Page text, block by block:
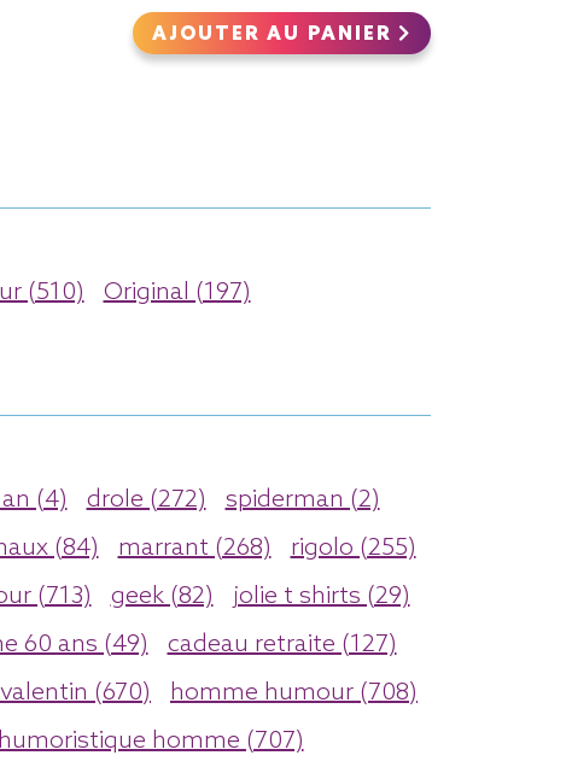
AJOUTER AU PANIER
(510) Original (197)
(4) drole (272)
spiderman (2)
(84) marrant (268)
rigolo (255)
(713) geek (82)
jolie t shirts (29)
60 ans (49)
cadeau retraite (127)
(670)
homme humour (708)
humoristique homme (707)